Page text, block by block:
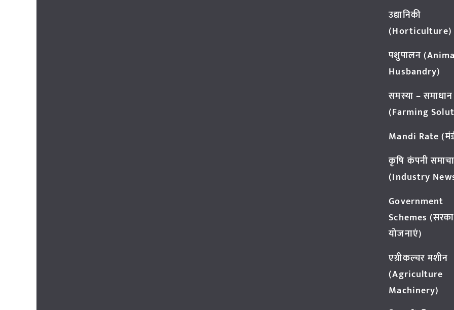
उद्यानिकी
(Horticulture)
पशुपालन
Husbandry)
समस्या – समाधान
(Farming
Mandi Rate
कृषि कंपनी
(Industry
Government
Schemes
योजनाएं)
एग्रीकल्चर मशीन
(Agriculture
Machinery)